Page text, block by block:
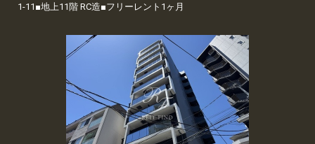
1-11■地上11階 RC造■フリーレント1ヶ月